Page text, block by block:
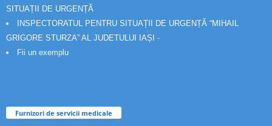
SITUAȚII DE URGENȚĂ
INSPECTORATUL PENTRU SITUAȚII DE URGENȚĂ “MIHAIL
GRIGORE STURZA” AL JUDETULUI IAȘI -
Fii un exemplu
Furnizori de servicii medicale